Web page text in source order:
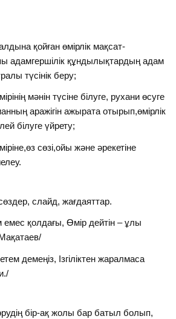
қойған өмірлік мақсат-
адамгершілік құндылықтардың адам
түсінік беру;
мәнін түсіне білуге, рухани өсуге
аражігін ажырата отырып,өмірлік
білуге үйрету;
сөзі,ойы және әрекетіне
слайд, жағдаяттар.
қолдағы, Өмір дейтін – ұлы
демеңіз, Ізгіліктен жаралмаса
бір-ақ жолы бар батыл болып,